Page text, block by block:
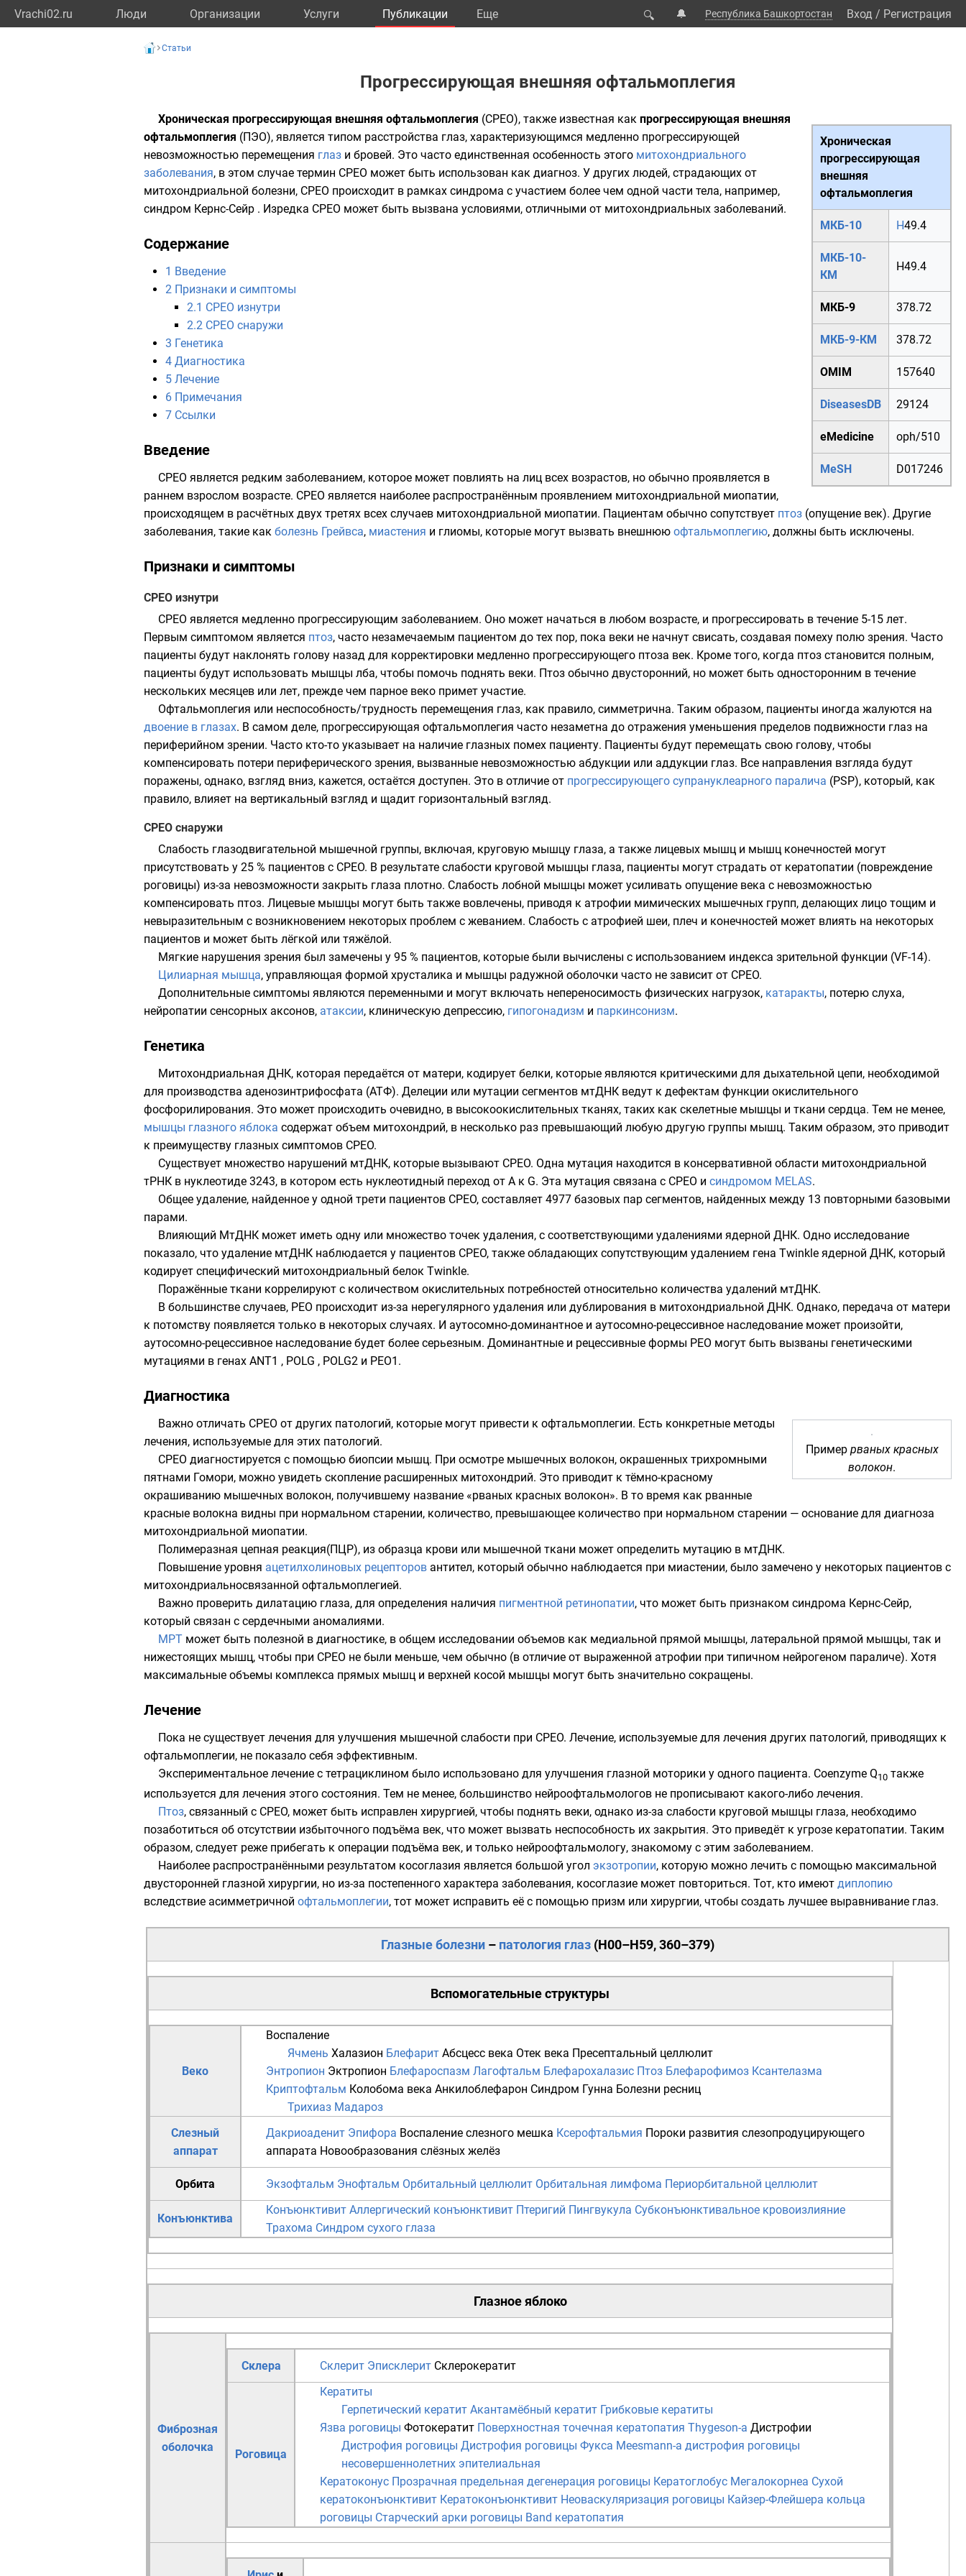
Vrachi02.ru Люди Организации Услуги Публикации Eще 🔍 🔔 Республика Башкортостан Вход / Регистрация
Статьи
Прогрессирующая внешняя офтальмоплегия
Хроническая
прогрессирующая
внешняя
офтальмоплегия
МКБ-10 H49.4
МКБ-10-
КМ
H49.4
МКБ-9 378.72
МКБ-9-КМ 378.72
OMIM 157640
DiseasesDB 29124
eMedicine oph/510
MeSH D017246
Хроническая прогрессирующая внешняя офтальмоплегия (CPEO), также известная как прогрессирующая внешняя
офтальмоплегия (ПЭО), является типом расстройства глаз, характеризующимся медленно прогрессирующей
невозможностью перемещения глаз и бровей. Это часто единственная особенность этого митохондриального
заболевания, в этом случае термин CPEO может быть использован как диагноз. У других людей, страдающих от
митохондриальной болезни, CPEO происходит в рамках синдрома с участием более чем одной части тела, например,
синдром Кернс-Сейр . Изредка CPEO может быть вызвана условиями, отличными от митохондриальных заболеваний.
Содержание
1 Введение
2 Признаки и симптомы
2.1 CPEO изнутри
2.2 CPEO снаружи
3 Генетика
4 Диагностика
5 Лечение
6 Примечания
7 Ссылки
Введение
CPEO является редким заболеванием, которое может повлиять на лиц всех возрастов, но обычно проявляется в
раннем взрослом возрасте. CPEO является наиболее распространённым проявлением митохондриальной миопатии,
происходящем в расчётных двух третях всех случаев митохондриальной миопатии. Пациентам обычно сопутствует птоз (опущение век). Другие
заболевания, такие как болезнь Грейвса, миастения и глиомы, которые могут вызвать внешнюю офтальмоплегию, должны быть исключены.
Признаки и симптомы
CPEO изнутри
CPEO является медленно прогрессирующим заболеванием. Оно может начаться в любом возрасте, и прогрессировать в течение 5-15 лет.
Первым симптомом является птоз, часто незамечаемым пациентом до тех пор, пока веки не начнут свисать, создавая помеху полю зрения. Часто
пациенты будут наклонять голову назад для корректировки медленно прогрессирующего птоза век. Кроме того, когда птоз становится полным,
пациенты будут использовать мышцы лба, чтобы помочь поднять веки. Птоз обычно двусторонний, но может быть односторонним в течение
нескольких месяцев или лет, прежде чем парное веко примет участие.
Офтальмоплегия или неспособность/трудность перемещения глаз, как правило, симметрична. Таким образом, пациенты иногда жалуются на
двоение в глазах. В самом деле, прогрессирующая офтальмоплегия часто незаметна до отражения уменьшения пределов подвижности глаз на
периферийном зрении. Часто кто-то указывает на наличие глазных помех пациенту. Пациенты будут перемещать свою голову, чтобы
компенсировать потери периферического зрения, вызванные невозможностью абдукции или аддукции глаз. Все направления взгляда будут
поражены, однако, взгляд вниз, кажется, остаётся доступен. Это в отличие от прогрессирующего супрануклеарного паралича (PSP), который, как
правило, влияет на вертикальный взгляд и щадит горизонтальный взгляд.
CPEO снаружи
Слабость глазодвигательной мышечной группы, включая, круговую мышцу глаза, а также лицевых мышц и мышц конечностей могут
присутствовать у 25 % пациентов с CPEO. В результате слабости круговой мышцы глаза, пациенты могут страдать от кератопатии (повреждение
роговицы) из-за невозможности закрыть глаза плотно. Слабость лобной мышцы может усиливать опущение века с невозможностью
компенсировать птоз. Лицевые мышцы могут быть также вовлечены, приводя к атрофии мимических мышечных групп, делающих лицо тощим и
невыразительным с возникновением некоторых проблем с жеванием. Слабость с атрофией шеи, плеч и конечностей может влиять на некоторых
пациентов и может быть лёгкой или тяжёлой.
Мягкие нарушения зрения был замечены у 95 % пациентов, которые были вычислены с использованием индекса зрительной функции (VF-14).
Цилиарная мышца, управляющая формой хрусталика и мышцы радужной оболочки часто не зависит от CPEO.
Дополнительные симптомы являются переменными и могут включать непереносимость физических нагрузок, катаракты, потерю слуха,
нейропатии сенсорных аксонов, атаксии, клиническую депрессию, гипогонадизм и паркинсонизм.
Генетика
Митохондриальная ДНК, которая передаётся от матери, кодирует белки, которые являются критическими для дыхательной цепи, необходимой
для производства аденозинтрифосфата (АТФ). Делеции или мутации сегментов мтДНК ведут к дефектам функции окислительного
фосфорилирования. Это может происходить очевидно, в высокоокислительных тканях, таких как скелетные мышцы и ткани сердца. Тем не менее,
мышцы глазного яблока содержат объем митохондрий, в несколько раз превышающий любую другую группы мышц. Таким образом, это приводит
к преимуществу глазных симптомов CPEO.
Существует множество нарушений мтДНК, которые вызывают CPEO. Одна мутация находится в консервативной области митохондриальной
тРНК в нуклеотиде 3243, в котором есть нуклеотидный переход от A к G. Эта мутация связана с CPEO и синдромом MELAS.
Общее удаление, найденное у одной трети пациентов CPEO, составляет 4977 базовых пар сегментов, найденных между 13 повторными базовыми
парами.
Влияющий МтДНК может иметь одну или множество точек удаления, с соответствующими удалениями ядерной ДНК. Одно исследование
показало, что удаление мтДНК наблюдается у пациентов CPEO, также обладающих сопутствующим удалением гена Twinkle ядерной ДНК, который
кодирует специфический митохондриальный белок Twinkle.
Поражённые ткани коррелируют с количеством окислительных потребностей относительно количества удалений мтДНК.
В большинстве случаев, PEO происходит из-за нерегулярного удаления или дублирования в митохондриальной ДНК. Однако, передача от матери
к потомству появляется только в некоторых случаях. И аутосомно-доминантное и аутосомно-рецессивное наследование может произойти,
аутосомно-рецессивное наследование будет более серьезным. Доминантные и рецессивные формы PEO могут быть вызваны генетическими
мутациями в генах ANT1 , POLG , POLG2 и PEO1.
Диагностика
Пример рваных красных
волокон.
Важно отличать CPEO от других патологий, которые могут привести к офтальмоплегии. Есть конкретные методы
лечения, используемые для этих патологий.
CPEO диагностируется с помощью биопсии мышц. При осмотре мышечных волокон, окрашенных трихромными
пятнами Гомори, можно увидеть скопление расширенных митохондрий. Это приводит к тёмно-красному
окрашиванию мышечных волокон, получившему название «рваных красных волокон». В то время как рванные
красные волокна видны при нормальном старении, количество, превышающее количество при нормальном старении — основание для диагноза
митохондриальной миопатии.
Полимеразная цепная реакция(ПЦР), из образца крови или мышечной ткани может определить мутацию в мтДНК.
Повышение уровня ацетилхолиновых рецепторов антител, который обычно наблюдается при миастении, было замечено у некоторых пациентов с
митохондриальносвязанной офтальмоплегией.
Важно проверить дилатацию глаза, для определения наличия пигментной ретинопатии, что может быть признаком синдрома Кернс-Сейр,
который связан с сердечными аномалиями.
МРТ может быть полезной в диагностике, в общем исследовании объемов как медиальной прямой мышцы, латеральной прямой мышцы, так и
нижестоящих мышц, чтобы при CPEO не были меньше, чем обычно (в отличие от выраженной атрофии при типичном нейрогеном параличе). Хотя
максимальные объемы комплекса прямых мышц и верхней косой мышцы могут быть значительно сокращены.
Лечение
Пока не существует лечения для улучшения мышечной слабости при CPEO. Лечение, используемые для лечения других патологий, приводящих к
офтальмоплегии, не показало себя эффективным.
Экспериментальное лечение с тетрациклином было использовано для улучшения глазной моторики у одного пациента. Coenzyme Q10 также
используется для лечения этого состояния. Тем не менее, большинство нейроофтальмологов не прописывают какого-либо лечения.
Птоз, связанный с CPEO, может быть исправлен хирургией, чтобы поднять веки, однако из-за слабости круговой мышцы глаза, необходимо
позаботиться об отсутствии избыточного подъёма век, что может вызвать неспособность их закрытия. Это приведёт к угрозе кератопатии. Таким
образом, следует реже прибегать к операции подъёма век, и только нейроофтальмологу, знакомому с этим заболеванием.
Наиболее распространёнными результатом косоглазия является большой угол экзотропии, которую можно лечить с помощью максимальной
двусторонней глазной хирургии, но из-за постепенного характера заболевания, косоглазие может повториться. Тот, кто имеют диплопию
вследствие асимметричной офтальмоплегии, тот может исправить её с помощью призм или хирургии, чтобы создать лучшее выравнивание глаз.
Глазные болезни – патология глаз (H00–H59,360–379)
Вспомогательные структуры
Веко
Воспаление
Ячмень Халазион Блефарит Абсцесс века Отек века Пресептальный целлюлит
Энтропион Эктропион Блефароспазм Лагофтальм Блефарохалазис Птоз Блефарофимоз Ксантелазма
Криптофтальм Колобома века Анкилоблефарон Синдром Гунна Болезни ресниц
Трихиаз Мадароз
Слезный
аппарат
Дакриоаденит Эпифора Воспаление слезного мешка Ксерофтальмия Пороки развития слезопродуцирующего
аппарата Новообразования слёзных желёз
Орбита Экзофтальм Энофтальм Орбитальный целлюлит Орбитальная лимфома Периорбитальной целлюлит
Конъюнктива
Конъюнктивит Аллергический конъюнктивит Птеригий Пингвукула Субконъюнктивальное кровоизлияние
Трахома Синдром сухого глаза
Глазное яблоко
Фиброзная
оболочка
Склера Склерит Эписклерит Склерокератит
Роговица
Кератиты
Герпетический кератит Акантамёбный кератит Грибковые кератиты
Язва роговицы Фотокератит Поверхностная точечная кератопатия Thygeson-а Дистрофии
Дистрофия роговицы Дистрофия роговицы Фукса Meesmann-а дистрофия роговицы
несовершеннолетних эпителиальная
Кератоконус Прозрачная предельная дегенерация роговицы Кератоглобус Мегалокорнеа Сухой
кератоконъюнктивит Кератоконъюнктивит Неоваскуляризация роговицы Кайзер-Флейшера кольца
роговицы Старческий арки роговицы Band кератопатия